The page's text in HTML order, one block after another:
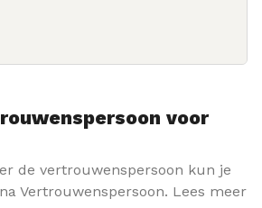
voor
de vertrouwenspersoon kun je
Vertrouwenspersoon. Lees meer